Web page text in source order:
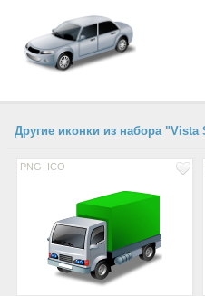
Другие иконки из набора "Vista
PNG ICO